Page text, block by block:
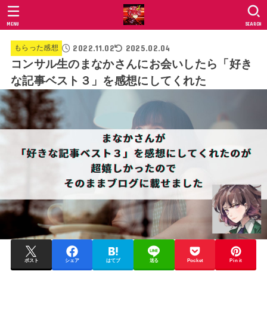
SEARCH
MENU
もらった感想 2022.11.02 2025.02.04
コンサル生のまなかさんにお会いしたら「好き
な記事ベスト３」を感想にしてくれた
ポスト シェア はてブ 送る Pocket Pin it